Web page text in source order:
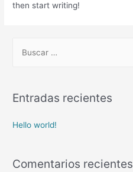
then start writing!
c
r
Entradas recientes
Hello world!
Comentarios recientes